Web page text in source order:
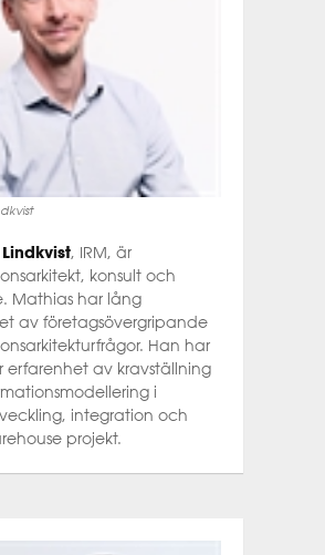
, IRM, är
konsult och
Mathias har lång
av företagsövergripande
Han har
erfarenhet av kravställning
i
integration och
projekt.